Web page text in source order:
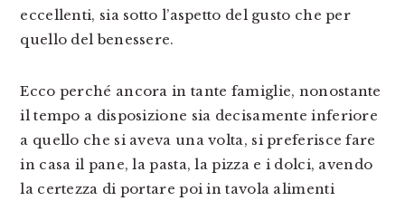
eccellenti, sia sotto l’aspetto del gusto che per
quello del benessere.
Ecco perché ancora in tante famiglie, nonostante
il tempo a disposizione sia decisamente inferiore
a quello che si aveva una volta, si preferisce fare
in casa il pane, la pasta, la pizza e i dolci, avendo
la certezza di portare poi in tavola alimenti